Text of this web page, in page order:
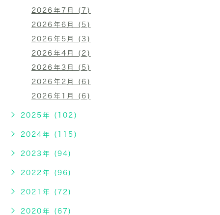
2026年7月 (7)
2026年6月 (5)
2026年5月 (3)
2026年4月 (2)
2026年3月 (5)
2026年2月 (6)
2026年1月 (6)
2025年 (102)
2024年 (115)
2023年 (94)
2022年 (96)
2021年 (72)
2020年 (67)